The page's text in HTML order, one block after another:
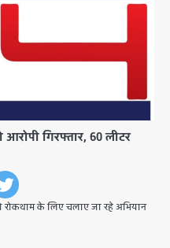
गिरफ्तार, 60 लीटर
रोकथाम के लिए चलाए जा रहे अभियान